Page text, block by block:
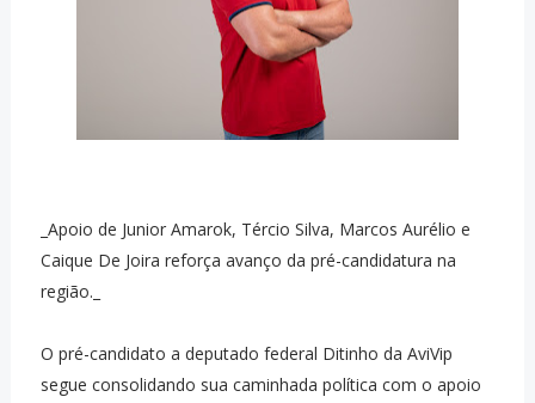
_Apoio de Junior Amarok, Tércio Silva, Marcos Aurélio e
Caique De Joira reforça avanço da pré-candidatura na
região._
O pré-candidato a deputado federal Ditinho da AviVip
segue consolidando sua caminhada política com o apoio